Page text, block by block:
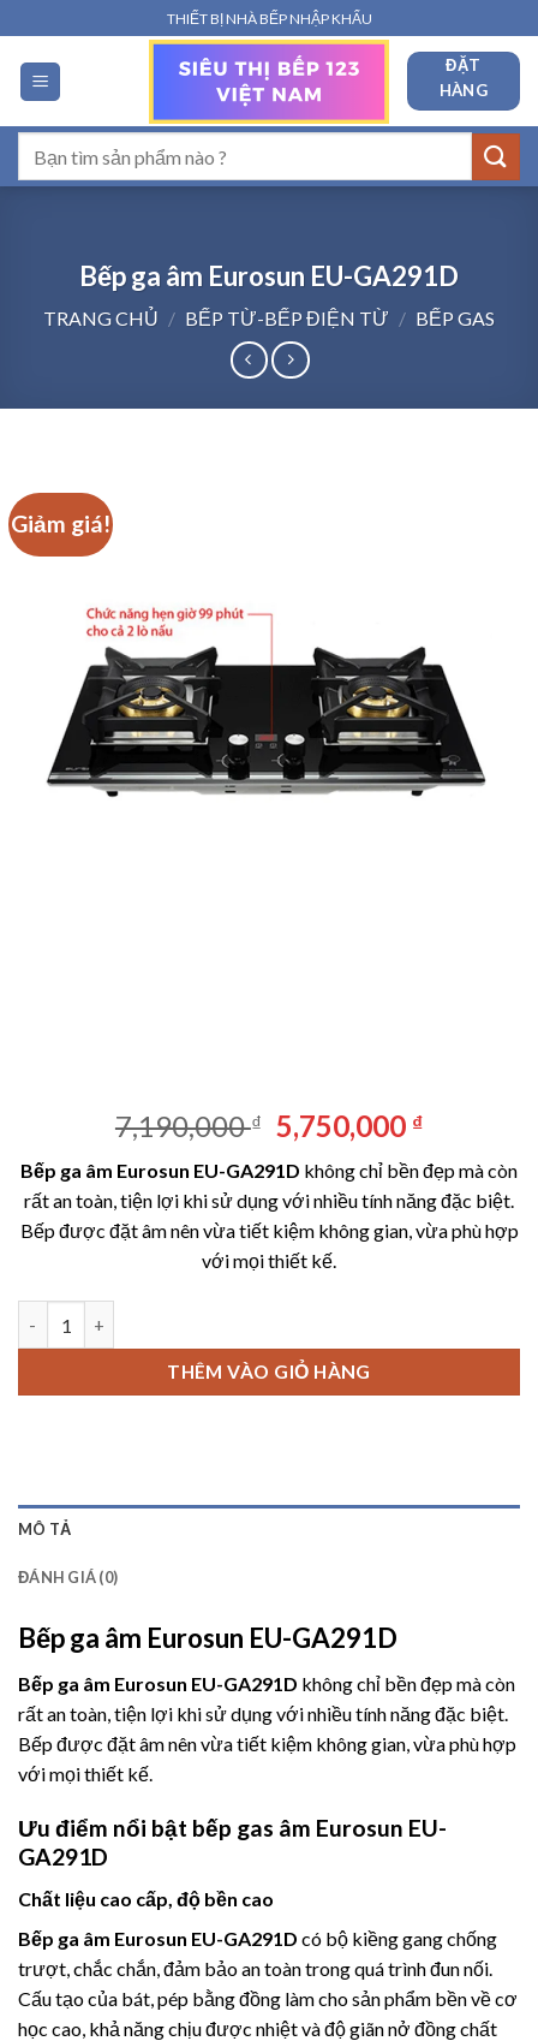
qua
nội
dung
THIẾT BỊ NHÀ BẾP NHẬP KHẨU
ĐẶT
HÀNG
kiếm:
Bếp ga âm Eurosun EU-GA291D
TRANG CHỦ / BẾP TỪ-BẾP ĐIỆN TỪ / BẾP GAS
Giảm giá!
7,190,000₫ Giá
gốc
là:
7,190,000 ₫.
5,750,000 ₫Giá
tại
là:
Bếp ga âm Eurosun EU-GA291D không chỉ bền đẹp mà còn
rất an toàn, tiện lợi khi sử dụng với nhiều tính năng đặc biệt.
Bếp được đặt âm nên vừa tiết kiệm không gian, vừa phù hợp
với mọi thiết kế.
THÊM VÀO GIỎ HÀNG
MÔ TẢ
ĐÁNH GIÁ (0)
Bếp ga âm Eurosun EU-GA291D
Bếp ga âm Eurosun EU-GA291D không chỉ bền đẹp mà còn
rất an toàn, tiện lợi khi sử dụng với nhiều tính năng đặc biệt.
Bếp được đặt âm nên vừa tiết kiệm không gian, vừa phù hợp
với mọi thiết kế.
Ưu điểm nổi bật bếp gas âm Eurosun EU-
GA291D
Chất liệu cao cấp, độ bền cao
Bếp ga âm Eurosun EU-GA291D có bộ kiềng gang chống
trượt, chắc chắn, đảm bảo an toàn trong quá trình đun nối.
Cấu tạo của bát, pép bằng đồng làm cho sản phẩm bền về cơ
học cao, khả năng chịu được nhiệt và độ giãn nở đồng chất